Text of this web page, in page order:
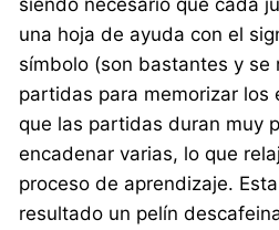
una hoja de ayuda con el
símbolo (son bastantes y se
partidas para memorizar los
que las partidas duran muy
encadenar varias, lo que
proceso de aprendizaje.
resultado un pelín